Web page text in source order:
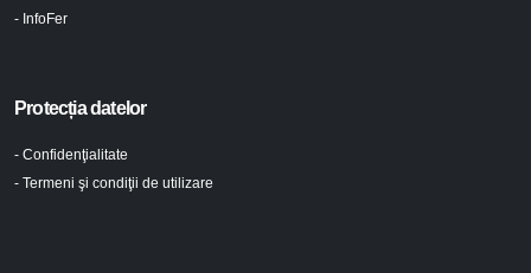
- InfoFer
Protecția datelor
- Confidenţialitate
- Termeni şi condiţii de utilizare